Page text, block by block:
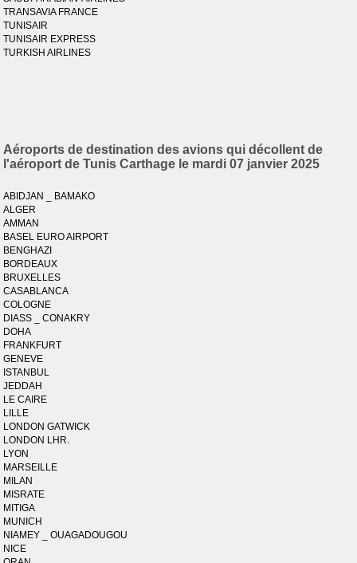
TRANSAVIA FRANCE
TUNISAIR
TUNISAIR EXPRESS
TURKISH AIRLINES
Aéroports de destination des avions qui décollent de
l'aéroport de Tunis Carthage le mardi 07 janvier 2025
ABIDJAN _ BAMAKO
ALGER
AMMAN
BASEL EURO AIRPORT
BENGHAZI
BORDEAUX
BRUXELLES
CASABLANCA
COLOGNE
DIASS _ CONAKRY
DOHA
FRANKFURT
GENEVE
ISTANBUL
JEDDAH
LE CAIRE
LILLE
LONDON GATWICK
LONDON LHR.
LYON
MARSEILLE
MILAN
MISRATE
MITIGA
MUNICH
NIAMEY _ OUAGADOUGOU
NICE